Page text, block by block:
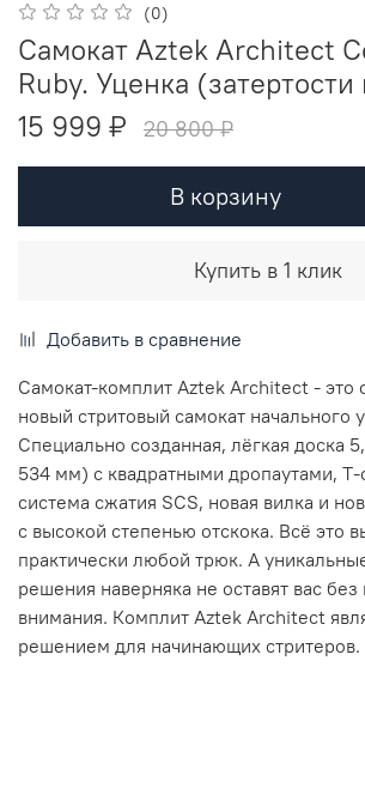
(0)
Cамокат Aztek Architect
Ruby. Уценка (затертости
15 999 ₽
20 800 ₽
В корзину
Купить в 1 клик
Добавить в сравнение
Самокат-комплит Aztek Architect - это
новый стритовый самокат начального
Специально созданная, лёгкая доска
534 мм) с квадратными дропаутами,
система сжатия SCS, новая вилка и
с высокой степенью отскока. Всё это
практически любой трюк. А
решения наверняка не оставят вас
внимания. Комплит Aztek Architect
решением для начинающих стритеров.